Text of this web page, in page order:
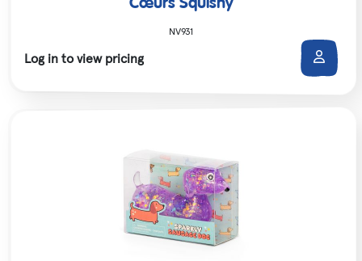
Cœurs Squishy
NV931
Log in to view pricing